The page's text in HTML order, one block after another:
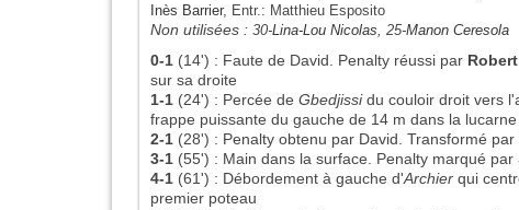
Inès Barrier, Entr.: Matthieu Esposito
Non utilisées : 30-Lina-Lou Nicolas , 25-Manon Ceresola
0-1 (14') : Faute de David. Penalty réussi par Robert
sur sa droite
1-1 (24') : Percée de Gbedjissidu couloir droit vers
frappe puissante du gauche de 14 m dans la
2-1 (28') : Penalty obtenu par David. Transformé par
3-1 (55') : Main dans la surface. Penalty marqué par
4-1 (61') : Débordement à gauche d'Archier qui
premier poteau